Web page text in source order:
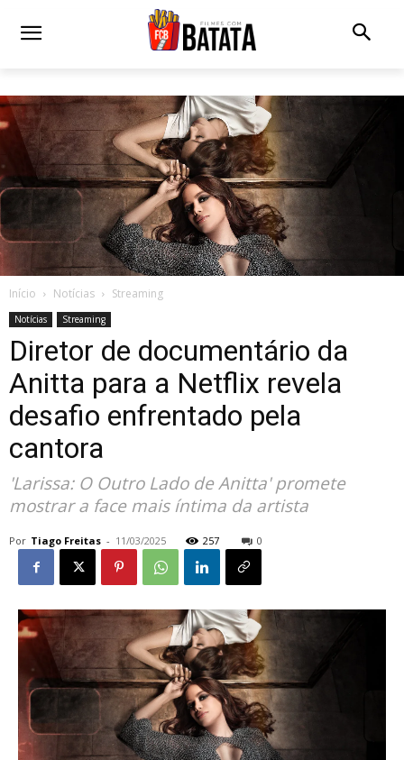
Início Notícias Streaming
Notícias Streaming
Diretor de documentário da
Anitta para a Netflix revela
desafio enfrentado pela
cantora
'Larissa: O Outro Lado de Anitta' promete
mostrar a face mais íntima da artista
Por Tiago Freitas - 11/03/2025 257 0